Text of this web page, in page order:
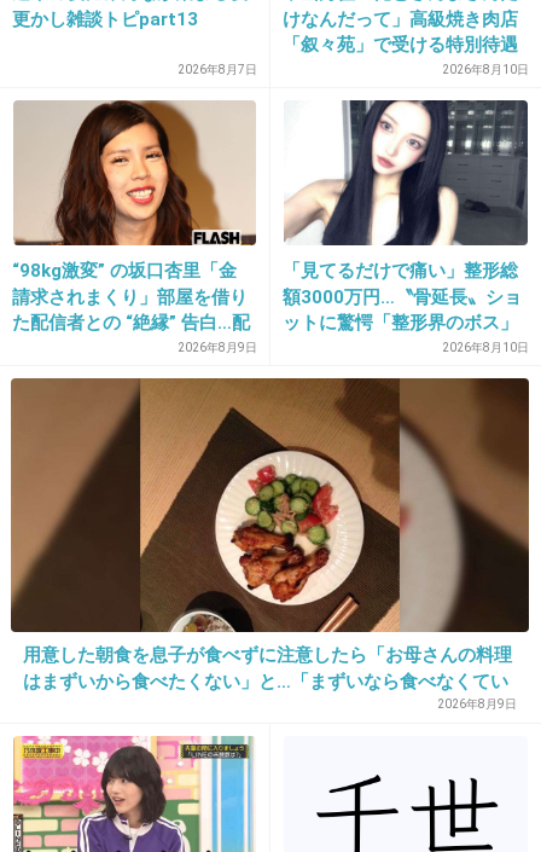
マットも漬物、キムチ、お味噌汁からのんで食べておかず
1件の返信
+6 -7
24. 匿名2026/06/03(水) 13:17:03
肉を炒めた時
最後にクッキングペーパーで
アブラを拭き取る。
炒めるとアブラ凄いから。
25. 匿名 2026/06/03(水) 13:19:42
>>5
マヨネーズ大量にかけて食べたら、さぞ幸せだろうな。
+2 -2
26. 匿名2026/06/03(水) 13:24:50
>>3
あれ不味い
更かし雑談トピpart13
2026年8月7日
けなんだって」高級焼き肉店
「叙々苑」で受ける特別待遇
2026年8月10日
“98kg激変” の坂口杏里「金
請求されまくり」部屋を借り
た配信者との “絶縁” 告白…配
信者側は「逃げられた」荷物
放置に怒り心頭
2026年8月9日
「見てるだけで痛い」整形総
額3000万円…〝骨延長〟ショ
ットに驚愕「整形界のボス」
「そこまでする…？」元キャ
バ嬢まおちゃる
2026年8月10日
用意した朝食を息子が食べずに注意したら「お母さんの料理
はまずいから食べたくない」と…「まずいなら食べなくてい
い。今後は自分で食事を用意しなさい。お金は渡す」と言っ
た話が議論に
2026年8月9日